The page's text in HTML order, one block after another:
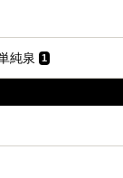
純泉 1